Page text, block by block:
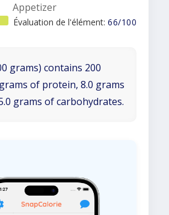
Appetizer
Évaluation de l'élément: 66/100
grams) contains 200
of protein, 8.0 grams
grams of carbohydrates.